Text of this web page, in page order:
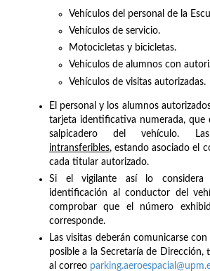
Vehículos del personal de la
Vehículos de servicio.
Motocicletas y bicicletas.
Vehículos de alumnos con
Vehículos de visitas autorizadas.
El personal y los alumnos
tarjeta identificativa numerada, que
salpicadero del vehículo.
intransferibles, estando asociado el
cada titular autorizado.
Si el vigilante así lo considera
identificación al conductor del
comprobar que el número
corresponde.
Las visitas deberán comunicarse
posible a la Secretaría de Dirección,
al correo